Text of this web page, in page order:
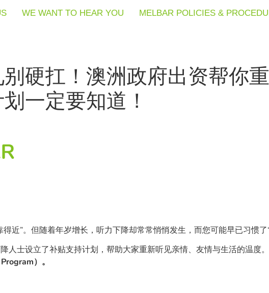
WE WANT TO HEAR YOU MELBAR POLICIES &
WE WANT TO HEAR YOU MELBAR POLICIES &
WE WANT TO HEAR YOU MELBAR POLICIES &
别硬扛！澳洲政府出资帮你
一定要知道！
近”。但随着年岁增长，听力下降却常常悄悄发生，而您可能早已习惯了
人士设立了补贴支持计划，帮助大家重新听见亲情、友情与生活的温度。
）。